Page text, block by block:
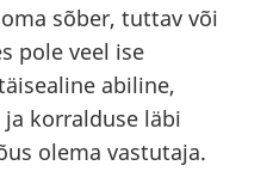
sõber, tuttav või
pole veel ise
abiline,
korralduse läbi
olema vastutaja.